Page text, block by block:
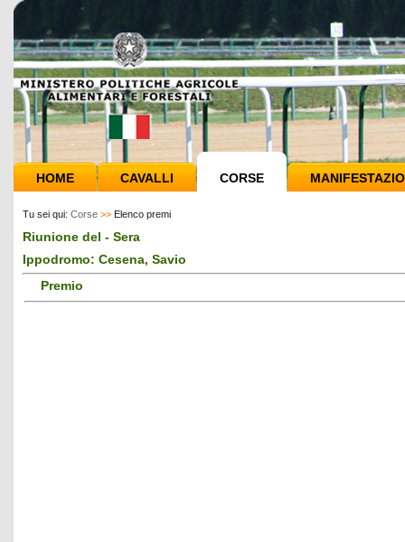
HOME CAVALLI CORSE
Tu sei qui: Corse >> Elenco premi
Riunione del - Sera
Ippodromo: Cesena, Savio
Premio